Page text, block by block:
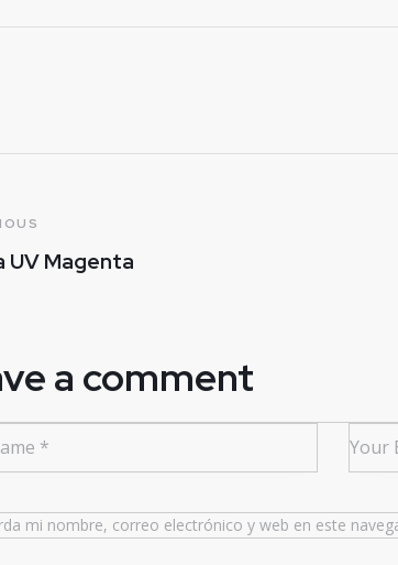
UV Magenta
a comment
mi nombre, correo electrónico y web en este